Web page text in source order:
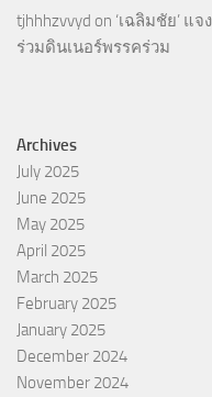
tjhhhzvvyd on ‘เฉลิมชัย’ แ
ร่วมดินเนอร์พรรคร่วม
Archives
July 2025
June 2025
May 2025
April 2025
March 2025
February 2025
January 2025
December 2024
November 2024